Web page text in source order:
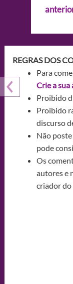
Post
REGRAS DOS
Para
Crie a sua
Proibido
Proibido
discurso
Não
pode
Os
autores e
criador do